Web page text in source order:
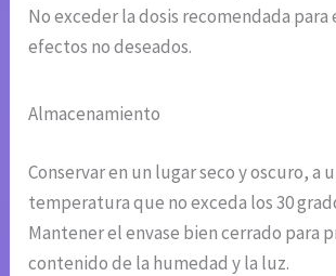
No exceder la dosis recomendada
efectos no deseados.
Almacenamiento
Conservar en un lugar seco y oscuro, a
temperatura que no exceda los 30
Mantener el envase bien cerrado para
contenido de la humedad y la luz.